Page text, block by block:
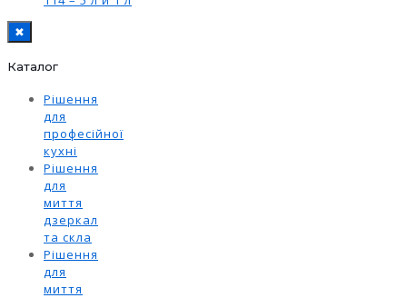
✖
Каталог
Рішення
для
професійної
кухні
Рішення
для
миття
дзеркал
та скла
Рішення
для
миття